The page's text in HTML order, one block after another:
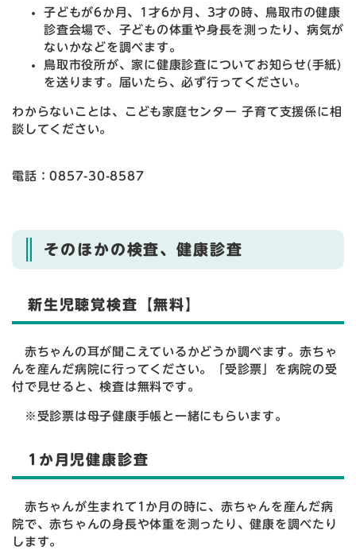
子どもが6か月、1才6か月、3才の時、鳥取市の健康
診査会場で、子どもの体重や身長を測ったり、病気が
ないかなどを調べます。
鳥取市役所が、家に健康診査についてお知らせ(手紙)
を送ります。届いたら、必ず行ってください。
わからないことは、こども家庭センター 子育て支援係に相
談してください。
電話：0857-30-8587
そのほかの検査、健康診査
新生児聴覚検査【無料】
赤ちゃんの耳が聞こえているかどうか調べます。赤ちゃ
んを産んだ病院に行ってください。「受診票」を病院の受
付で見せると、検査は無料です。
※受診票は母子健康手帳と一緒にもらいます。
1か月児健康診査
赤ちゃんが生まれて1か月の時に、赤ちゃんを産んだ病
院で、赤ちゃんの身長や体重を測ったり、健康を調べたり
します。